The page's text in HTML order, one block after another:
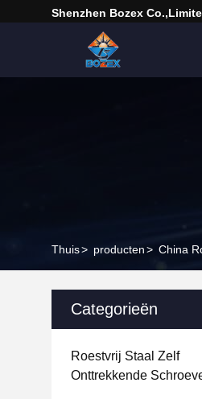
Shenzhen Bozex
Thuis> producten> China
Categorieën
Roestvrij Staal Zelf
Onttrekkende